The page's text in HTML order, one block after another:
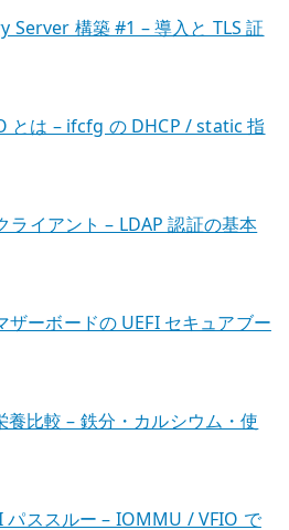
Server 構築 #1 – 導入と TLS 証
とは – ifcfg の DHCP / static 指
ライアント – LDAP 認証の基本
ーボードの UEFI セキュアブー
比較 – 鉄分・カルシウム・使
ススルー – IOMMU / VFIO で